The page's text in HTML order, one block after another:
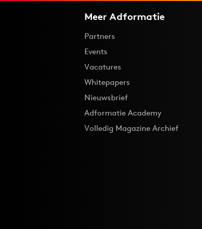
Meer Adformatie
Partners
Events
Vacatures
Whitepapers
Nieuwsbrief
Adformatie Academy
Volledig Magazine Archief